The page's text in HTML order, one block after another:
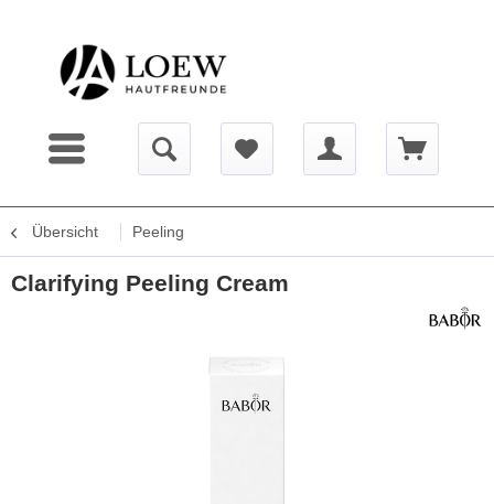
Übersicht Peeling
Clarifying Peeling Cream